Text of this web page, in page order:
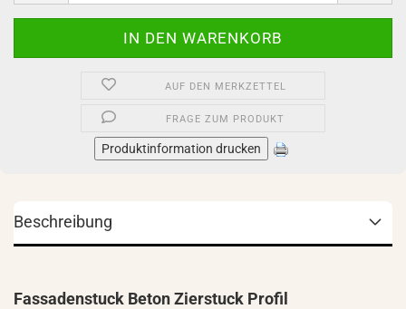
AUF DEN MERKZETTEL
FRAGE ZUM PRODUKT
Produktinformation drucken
Beschreibung
Fassadenstuck Beton Zierstuck Profil